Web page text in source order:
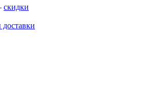
скидки